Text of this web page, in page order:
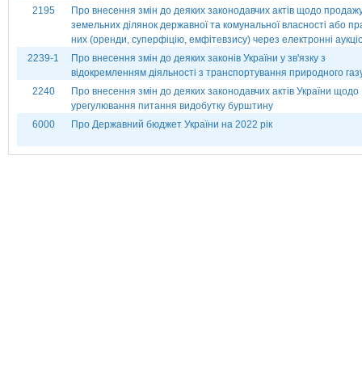
2195
Про внесення змін до деяких законодавчих актів щодо
земельних ділянок державної та комунальної власності або
них (оренди, суперфіцію, емфітевзису) через електронні
2239-1
Про внесення змін до деяких законів України у зв'язку з
відокремленням діяльності з транспортування природного
2240
Про внесення змін до деяких законодавчих актів України щодо
урегулювання питання видобутку бурштину
6000
Про Державний бюджет України на 2022 рік